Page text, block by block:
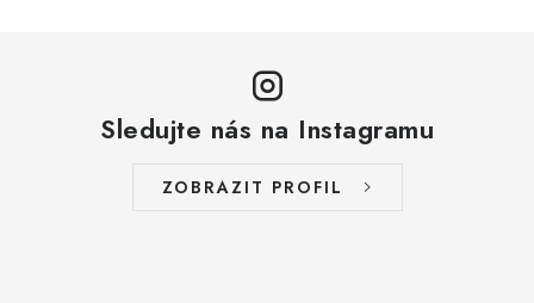
Sledujte nás na Instagramu
ZOBRAZIT PROFIL